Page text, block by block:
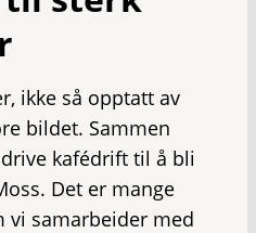
ikke så opptatt av
bildet. Sammen
kafédrift til å bli
Det er mange
vi samarbeider med